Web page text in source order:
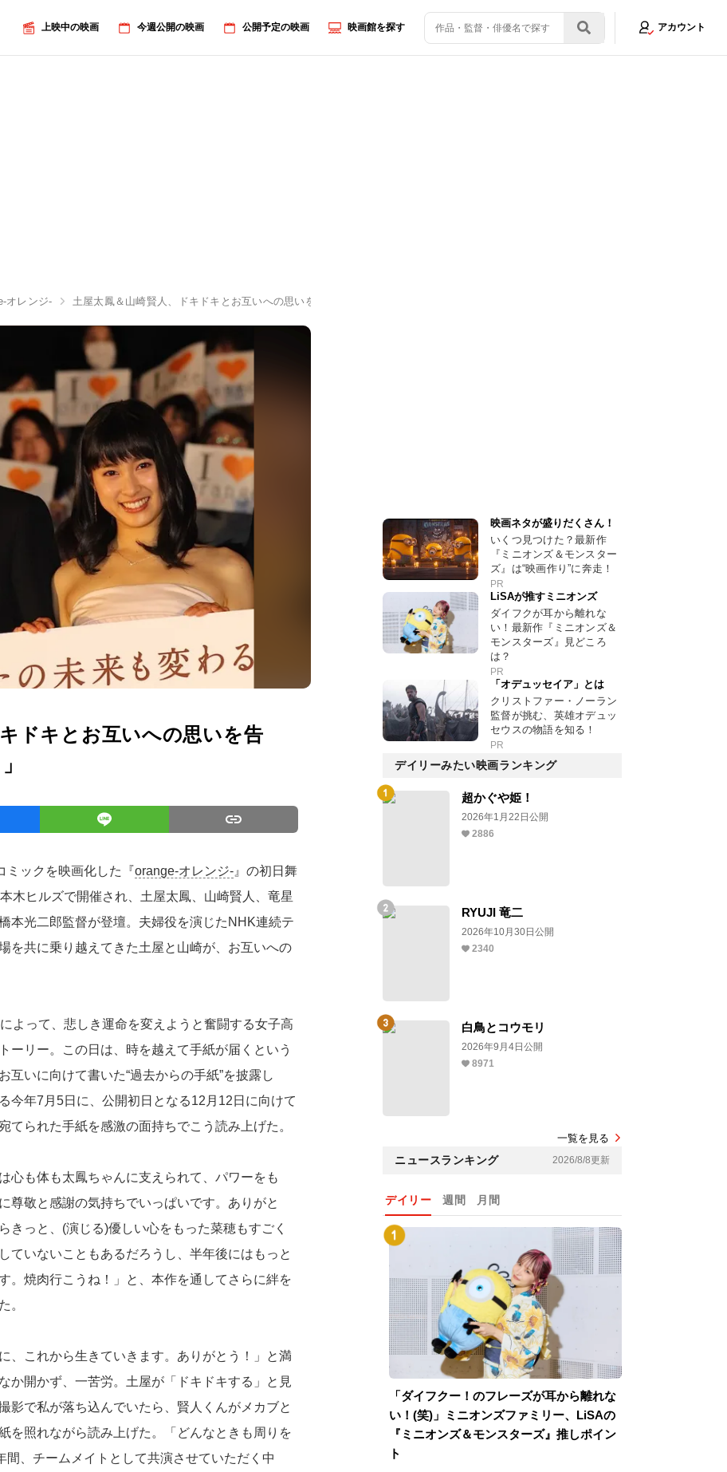
上映中の映画 今週公開の映画 公開予定の映画 映画館を探す アカウント
オレンジ- 土屋太鳳＆山崎賢人、ドキドキとお互いへの思いを告白！何度も「ありがとう」
ドキとお互いへの思いを告
ミックを映画化した『orange-オレンジ- 』の初日舞
木ヒルズで開催され、土屋太鳳、山崎賢人、竜星
本光二郎監督が登壇。夫婦役を演じたNHK連続テ
を共に乗り越えてきた土屋と山崎が、お互いへの
よって、悲しき運命を変えようと奮闘する女子高
ーリー。この日は、時を越えて手紙が届くという
互いに向けて書いた“過去からの手紙”を披露し
今年7月5日に、公開初日となる12月12日に向けて
てられた手紙を感激の面持ちでこう読み上げた。
心も体も太鳳ちゃんに支えられて、パワーをも
尊敬と感謝の気持ちでいっぱいです。ありがと
きっと、(演じる)優しい心をもった菜穂もすごく
ていないこともあるだろうし、半年後にはもっと
。焼肉行こうね！」と、本作を通してさらに絆を
。
、これから生きていきます。ありがとう！」と満
か開かず、一苦労。土屋が「ドキドキする」と見
影で私が落ち込んでいたら、賢人くんがメカブと
を照れながら読み上げた。「どんなときも周りを
、チームメイトとして共演させていただく中
映画ネタが盛りだくさん！
いくつ見つけた？最新作
『ミニオンズ＆モンスター
ズ』は“映画作り”に奔走！
PR
LiSAが推すミニオンズ
ダイフクが耳から離れな
い！最新作『ミニオンズ＆
モンスターズ』見どころ
は？
PR
「オデュッセイア」とは
クリストファー・ノーラン
監督が挑む、英雄オデュッ
セウスの物語を知る！
PR
デイリーみたい映画ランキング
超かぐや姫！
2026年1月22日公開
2886
RYUJI 竜二
2026年10月30日公開
2340
白鳥とコウモリ
2026年9月4日公開
8971
一覧を見る
ニュースランキング 2026/8/8更新
デイリー 週間 月間
「ダイフクー！のフレーズが耳から離れな
い！(笑)」ミニオンズファミリー、LiSAの
『ミニオンズ＆モンスターズ』推しポイン
ト